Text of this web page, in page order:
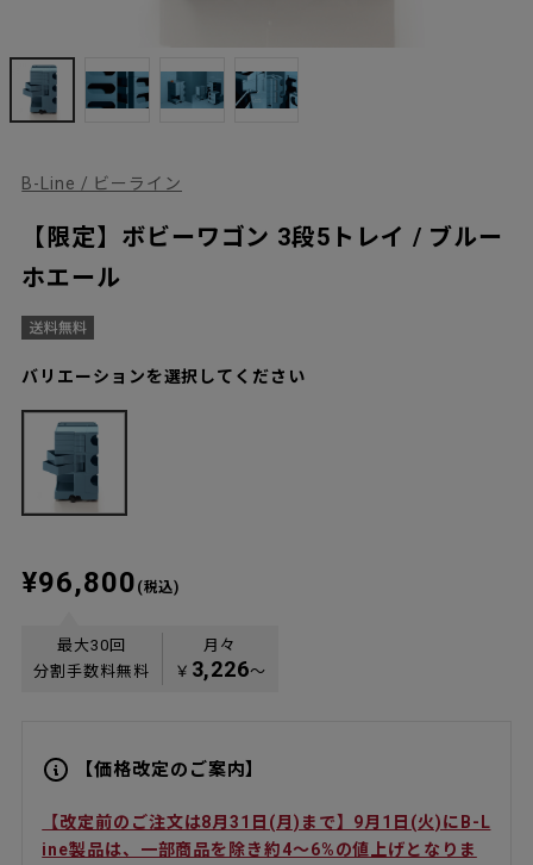
B-Line / ビーライン
【限定】ボビーワゴン 3段5トレイ / ブルー
ホエール
バリエーションを選択してください
¥96,800 (税込)
最大30回
分割手数料無料
月々
￥ 3,226〜
【価格改定のご案内】
【改定前のご注文は8月31日(月)まで】9月1日(火)にB-L
ine製品は、一部商品を除き約4〜6%の値上げとなりま